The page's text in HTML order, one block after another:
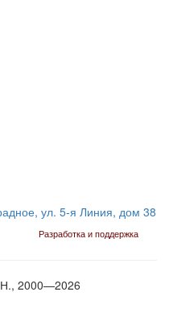
ул. 5-я Линия, дом 38
Разработка и поддержка
2000—2026